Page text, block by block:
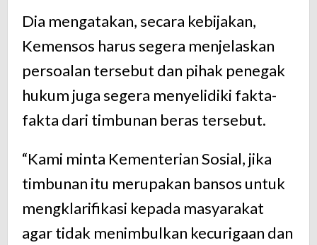
Dia mengatakan, secara kebijakan,
Kemensos harus segera menjelaskan
persoalan tersebut dan pihak penegak
hukum juga segera menyelidiki fakta-
fakta dari timbunan beras tersebut.
“Kami minta Kementerian Sosial, jika
timbunan itu merupakan bansos untuk
mengklarifikasi kepada masyarakat
agar tidak menimbulkan kecurigaan dan